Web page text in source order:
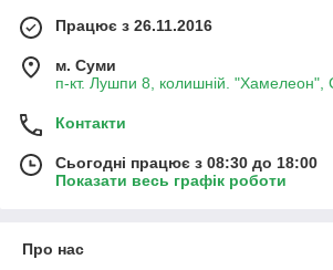
Працює з 26.11.2016
м. Суми
п-кт. Лушпи 8, колишній. "Хамелеон",
Контакти
Сьогодні працює з 08:30 до 18:00
Показати весь графік роботи
Про нас